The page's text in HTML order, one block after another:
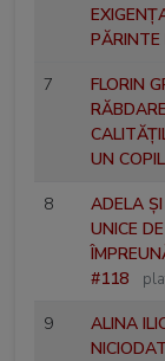
7
FLORIN
UN
8
ADELA
UNICE
#118
9
ALINA